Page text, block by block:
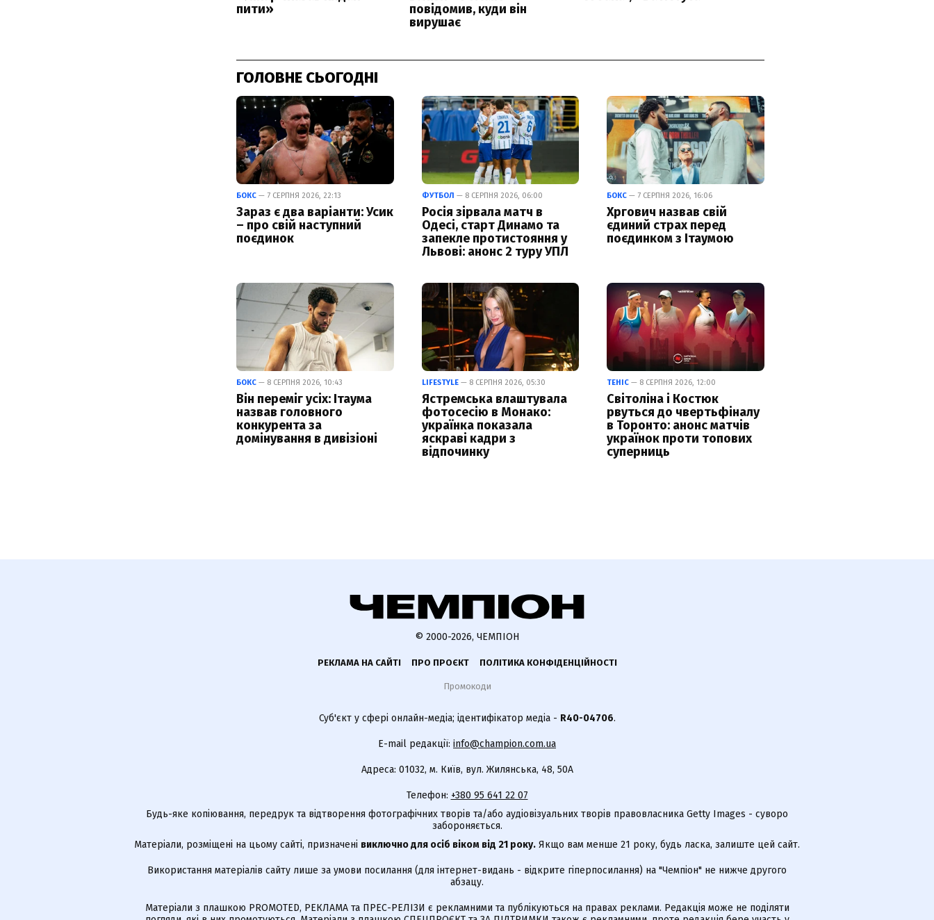
ГОЛОВНЕ СЬОГОДНІ
БОКС — 7 СЕРПНЯ 2026, 22:13
Зараз є два варіанти: Усик
– про свій наступний
поєдинок
ФУТБОЛ — 8 СЕРПНЯ 2026, 06:00
Росія зірвала матч в
Одесі, старт Динамо та
запекле протистояння у
Львові: анонс 2 туру УПЛ
БОКС — 7 СЕРПНЯ 2026, 16:06
Хргович назвав свій
єдиний страх перед
поєдинком з Ітаумою
БОКС — 8 СЕРПНЯ 2026, 10:43
Він переміг усіх: Ітаума
назвав головного
конкурента за
домінування в дивізіоні
LIFESTYLE— 8 СЕРПНЯ 2026, 05:30
Ястремська влаштувала
фотосесію в Монако:
українка показала
яскраві кадри з
відпочинку
ТЕНІС — 8 СЕРПНЯ 2026, 12:00
Світоліна і Костюк
рвуться до чвертьфіналу
в Торонто: анонс матчів
українок проти топових
суперниць
© 2000-2026, ЧЕМПІОН
РЕКЛАМА НА САЙТІ ПРО ПРОЄКТ ПОЛІТИКА КОНФІДЕНЦІЙНОСТІ
Промокоди
Суб'єкт у сфері онлайн-медіа; ідентифікатор медіа - R40-04706.
E-mail редакції: info@champion.com.ua
Адреса: 01032, м. Київ, вул. Жилянська, 48, 50А
Телефон: +380 95 641 22 07
Будь-яке копіювання, передрук та відтворення фотографічних творів та/або аудіовізуальних творів правовласника Getty Images - суворо
забороняється.
Матеріали, розміщені на цьому сайті, призначені виключно для осіб віком від 21 року. Якщо вам менше 21 року, будь ласка, залиште цей сайт.
Використання матеріалів сайту лише за умови посилання (для інтернет-видань - відкрите гіперпосилання) на "Чемпіон" не нижче другого
абзацу.
Матеріали з плашкою PROMOTED, РЕКЛАМА та ПРЕС-РЕЛІЗИ є рекламними та публікуються на правах реклами. Редакція може не поділяти